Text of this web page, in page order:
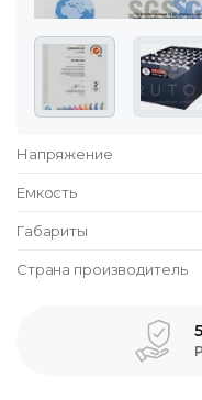
Напряжение
Емкость
Габариты
Страна производитель